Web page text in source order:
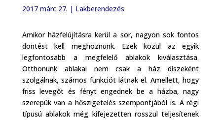
2017 márc 27. | Lakberendezés
Amikor házfelújításra kerül a sor, nagyon sok fontos
döntést kell meghoznunk. Ezek közül az egyik
legfontosabb a megfelelő ablakok kiválasztása.
Otthonunk ablakai nem csak a ház díszeként
szolgálnak, számos funkciót látnak el. Amellett, hogy
friss levegőt és fényt engednek be a házba, nagy
szerepük van a hőszigetelés szempontjából is. A régi
típusú ablakok még kifejezetten rosszul teljesítenek